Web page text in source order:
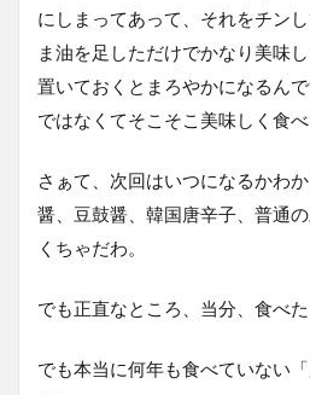
にしまってあって、それをチン
ま油を足しただけでかなり美味
置いておくとまろやかになるん
ではなくてそこそこ美味しく食べ
さぁて、次回はいつになるかわ
醤、豆鼓醤、韓国唐辛子、普通
くちゃだわ。
でも正直なところ、当分、食べた
でも本当に何年も食べていない